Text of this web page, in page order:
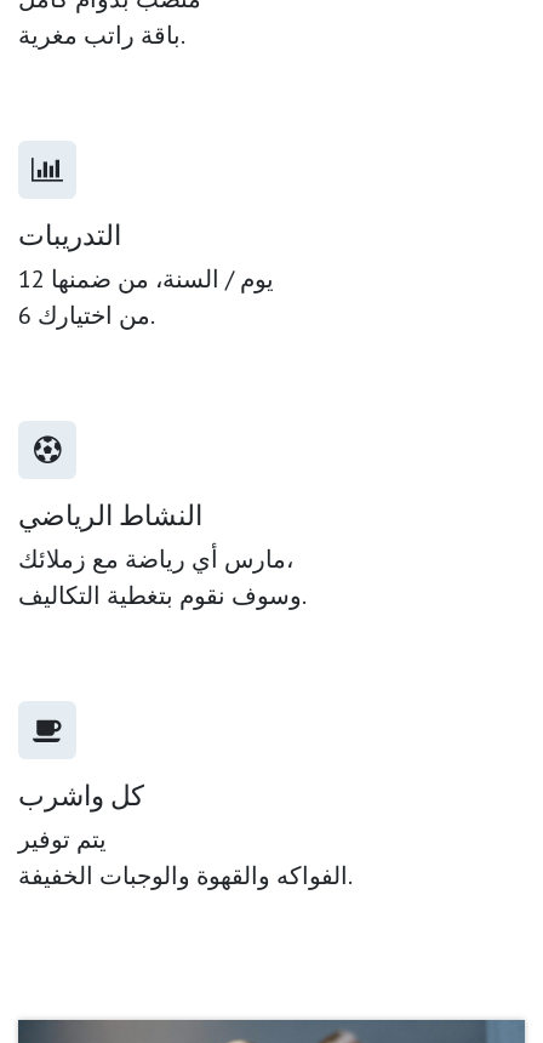
باقة راتب مغرية.
التدريبات
12 يوم / السنة، من ضمنها
6 من اختيارك.
النشاط الرياضي
مارس أي رياضة مع زملائك،
وسوف نقوم بتغطية التكاليف.
كل واشرب
يتم توفير
الفواكه والقهوة والوجبات الخفيفة.